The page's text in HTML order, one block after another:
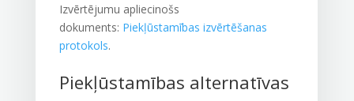
Izvērtējumu apliecinošs
dokuments: Piekļūstamības izvērtēšanas
protokols.
Piekļūstamības alternatīvas